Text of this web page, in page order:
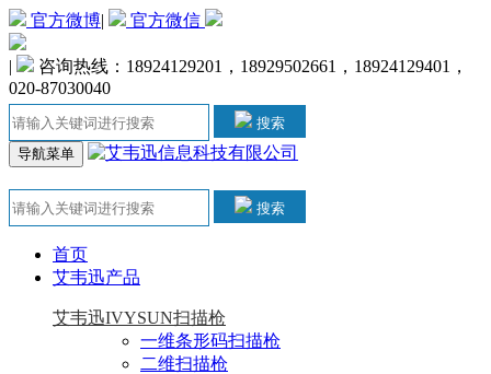
官方微博| 官方微信
|
咨询热线：18924129201，18929502661，18924129401，
020-87030040
搜索
导航菜单
搜索
首页
艾韦迅产品
艾韦迅IVYSUN扫描枪
一维条形码扫描枪
二维扫描枪